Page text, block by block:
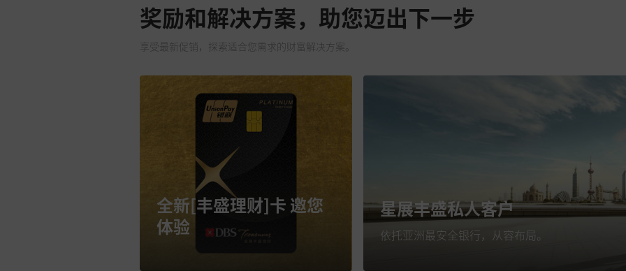
奖励和解决方案，助您迈出下一步
享受最新促销，探索适合您需求的财富解决方案。
全新[丰盛理财]卡 邀您
体验
星展丰盛私人客户
依托亚洲最安全银行，从容布局。